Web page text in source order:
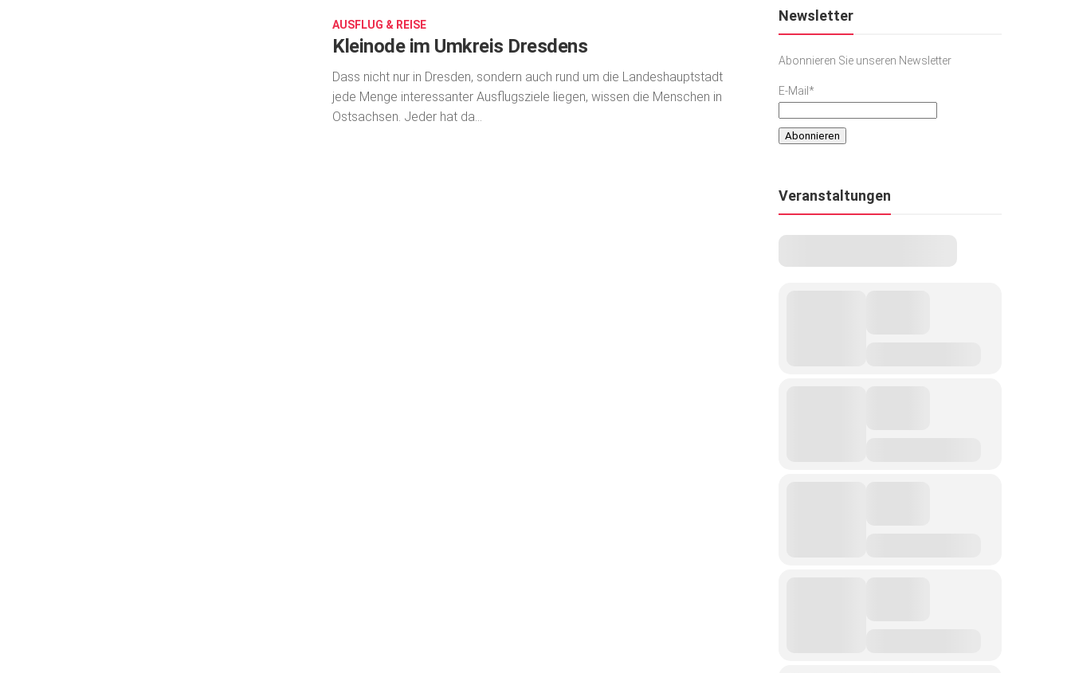
AUSFLUG & REISE
Kleinode im Umkreis Dresdens
Dass nicht nur in Dresden, sondern auch rund um die Landeshauptstadt
jede Menge interessanter Ausflugsziele liegen, wissen die Menschen in
Ostsachsen. Jeder hat da...
Newsletter
Abonnieren Sie unseren Newsletter
E-Mail*
Veranstaltungen